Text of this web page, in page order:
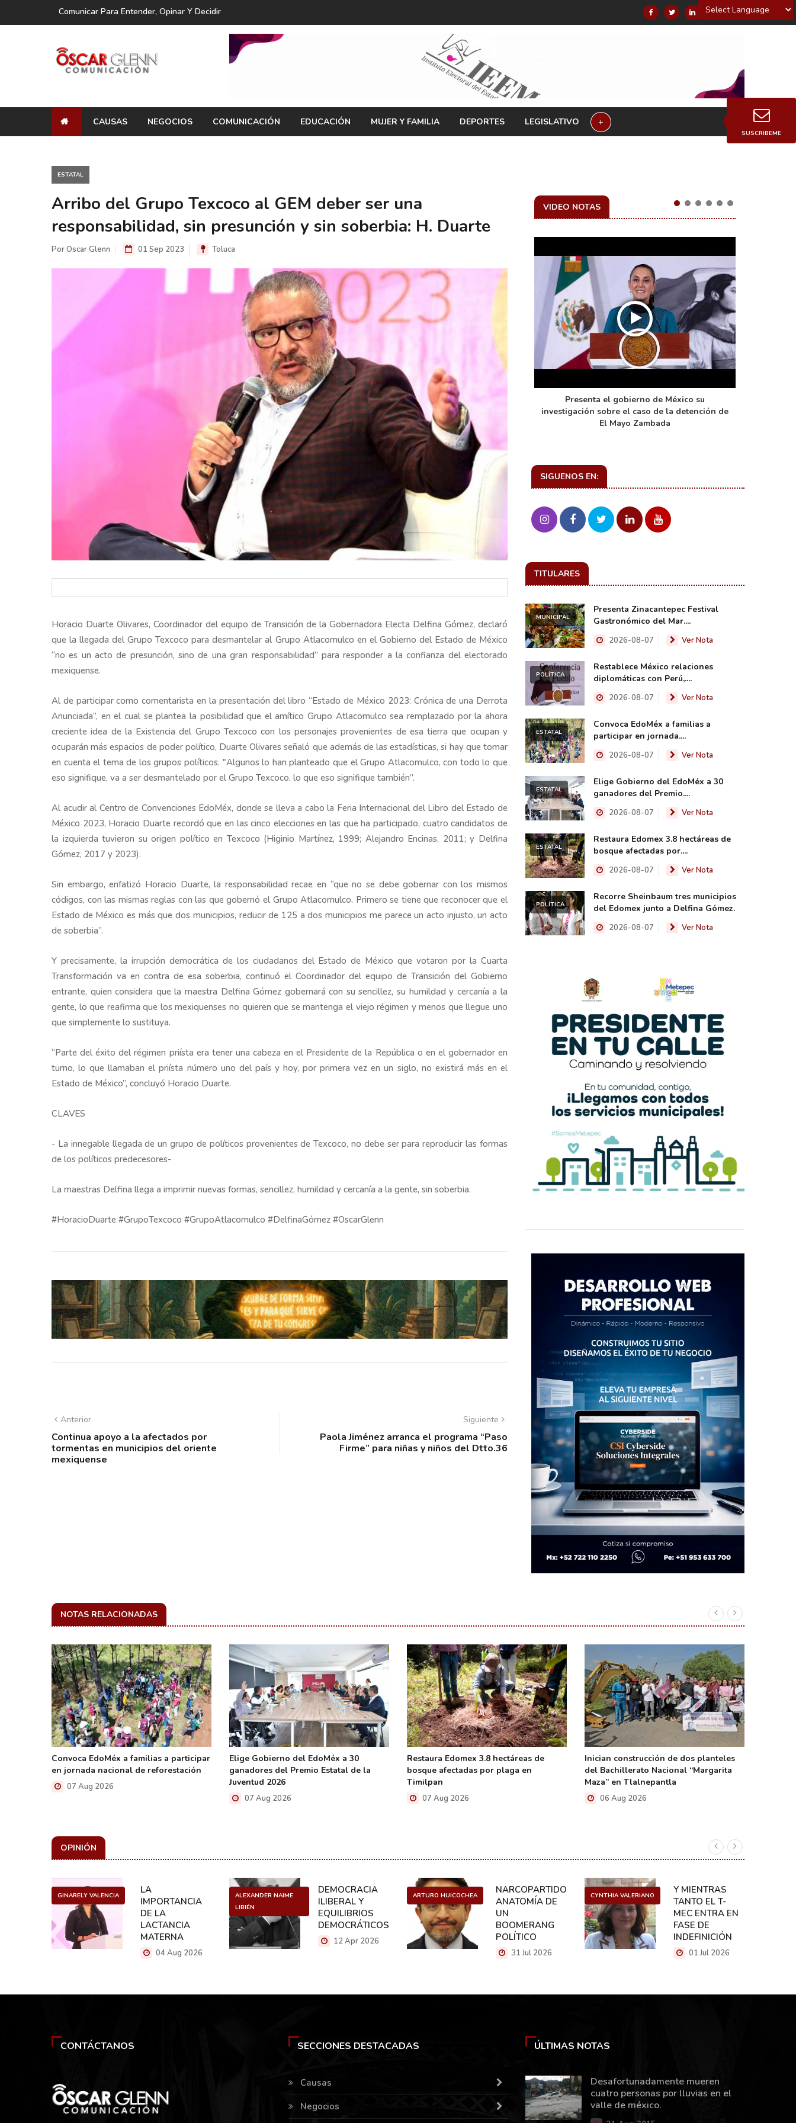
Powered by
Comunicar Para Entender, Opinar Y Decidir
CAUSAS NEGOCIOS COMUNICACIÓN EDUCACIÓN MUJER Y FAMILIA DEPORTES LEGISLATIVO +
ESTATAL
Arribo del Grupo Texcoco al GEM deber ser una
responsabilidad, sin presunción y sin soberbia: H. Duarte
Por Oscar Glenn 01 Sep 2023 Toluca
Horacio Duarte Olivares, Coordinador del equipo de Transición de la Gobernadora Electa Delfina Gómez, declaró
que la llegada del Grupo Texcoco para desmantelar al Grupo Atlacomulco en el Gobierno del Estado de México
“no es un acto de presunción, sino de una gran responsabilidad” para responder a la confianza del electorado
mexiquense.
Al de participar como comentarista en la presentación del libro “Estado de México 2023: Crónica de una Derrota
Anunciada”, en el cual se plantea la posibilidad que el amítico Grupo Atlacomulco sea remplazado por la ahora
creciente idea de la Existencia del Grupo Texcoco con los personajes provenientes de esa tierra que ocupan y
ocuparán más espacios de poder político, Duarte Olivares señaló que además de las estadísticas, si hay que tomar
en cuenta el tema de los grupos políticos. "Algunos lo han planteado que el Grupo Atlacomulco, con todo lo que
eso signifique, va a ser desmantelado por el Grupo Texcoco, lo que eso signifique también”.
Al acudir al Centro de Convenciones EdoMéx, donde se lleva a cabo la Feria Internacional del Libro del Estado de
México 2023, Horacio Duarte recordó que en las cinco elecciones en las que ha participado, cuatro candidatos de
la izquierda tuvieron su origen político en Texcoco (Higinio Martínez, 1999; Alejandro Encinas, 2011; y Delfina
Gómez, 2017 y 2023).
Sin embargo, enfatizó Horacio Duarte, la responsabilidad recae en “que no se debe gobernar con los mismos
códigos, con las mismas reglas con las que gobernó el Grupo Atlacomulco. Primero se tiene que reconocer que el
Estado de México es más que dos municipios, reducir de 125 a dos municipios me parece un acto injusto, un acto
de soberbia”.
Y precisamente, la irrupción democrática de los ciudadanos del Estado de México que votaron por la Cuarta
Transformación va en contra de esa soberbia, continuó el Coordinador del equipo de Transición del Gobierno
entrante, quien considera que la maestra Delfina Gómez gobernará con su sencillez, su humildad y cercanía a la
gente, lo que reafirma que los mexiquenses no quieren que se mantenga el viejo régimen y menos que llegue uno
que simplemente lo sustituya.
“Parte del éxito del régimen priísta era tener una cabeza en el Presidente de la República o en el gobernador en
turno, lo que llamaban el priísta número uno del país y hoy, por primera vez en un siglo, no existirá más en el
Estado de México”, concluyó Horacio Duarte.
CLAVES
- La innegable llegada de un grupo de políticos provenientes de Texcoco, no debe ser para reproducir las formas
de los políticos predecesores-
La maestras Delfina llega a imprimir nuevas formas, sencillez, humildad y cercanía a la gente, sin soberbia.
#HoracioDuarte #GrupoTexcoco #GrupoAtlacomulco #DelfinaGómez #OscarGlenn
Anterior
Continua apoyo a la afectados por
tormentas en municipios del oriente
mexiquense
Siguiente
Paola Jiménez arranca el programa “Paso
Firme” para niñas y niños del Dtto.36
VIDEO NOTAS
Y salió la propuesta de Reforma Electoral de
la Presidenta Sheinbaum
Informa el gobierno federal cómo fue el
operativo de captura de "El Mencho" y sus
reacciones en Jalisco
Presenta el gobierno de México su
investigación sobre el caso de la detención de
El Mayo Zambada
SIGUENOS EN:
TITULARES
MUNICIPAL
Presenta Zinacantepec Festival
Gastronómico del Mar....
2026-08-07 Ver Nota
POLÍTICA
Restablece México relaciones
diplomáticas con Perú,....
2026-08-07 Ver Nota
ESTATAL
Convoca EdoMéx a familias a
participar en jornada....
2026-08-07 Ver Nota
ESTATAL
Elige Gobierno del EdoMéx a 30
ganadores del Premio....
2026-08-07 Ver Nota
ESTATAL
Restaura Edomex 3.8 hectáreas de
bosque afectadas por....
2026-08-07 Ver Nota
POLÍTICA
Recorre Sheinbaum tres municipios
del Edomex junto a Delfina Gómez.
2026-08-07 Ver Nota
NOTAS RELACIONADAS
Convoca EdoMéx a familias a participar
en jornada nacional de reforestación
07 Aug 2026
Elige Gobierno del EdoMéx a 30
ganadores del Premio Estatal de la
Juventud 2026
07 Aug 2026
Restaura Edomex 3.8 hectáreas de
bosque afectadas por plaga en
Timilpan
07 Aug 2026
Inician construcción de dos planteles
del Bachillerato Nacional “Margarita
Maza” en Tlalnepantla
06 Aug 2026
OPINIÓN
GINARELY VALENCIA
LA
IMPORTANCIA
DE LA
LACTANCIA
MATERNA
04 Aug 2026
ALEXANDER NAIME
LIBIÉN
DEMOCRACIA
ILIBERAL Y
EQUILIBRIOS
DEMOCRÁTICOS
12 Apr 2026
ARTURO HUICOCHEA
NARCOPARTIDO:
ANATOMÍA DE
UN
BOOMERANG
POLÍTICO
31 Jul 2026
CYNTHIA VALERIANO
Y MIENTRAS
TANTO EL T-
MEC ENTRA EN
FASE DE
INDEFINICIÓN
01 Jul 2026
SUSCRIBEME
CONTÁCTANOS SECCIONES DESTACADAS
Causas
Negocios
ÚLTIMAS NOTAS
Desafortunadamente mueren
cuatro personas por lluvias en el
valle de méxico.